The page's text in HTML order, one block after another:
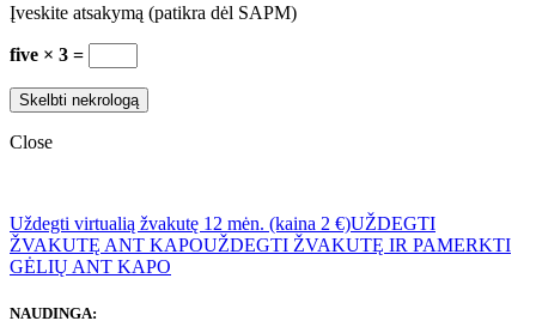
Įveskite atsakymą (patikra dėl SAPM)
five × 3 =
Close
Uždegti virtualią žvakutę 12 mėn. (kaina 2 €)UŽDEGTI
ŽVAKUTĘ ANT KAPOUŽDEGTI ŽVAKUTĘ IR PAMERKTI
GĖLIŲ ANT KAPO
NAUDINGA: